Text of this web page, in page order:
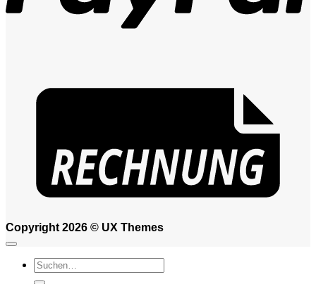
Copyright 2026 © UX Themes
Suchen
nach: